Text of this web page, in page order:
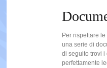
Per rispettare
una serie di
di seguito trovi i
perfettamente